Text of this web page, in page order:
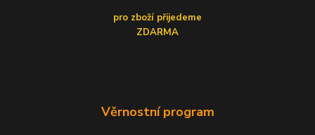
pro zboží přijedeme
ZDARMA
Věrnostní program